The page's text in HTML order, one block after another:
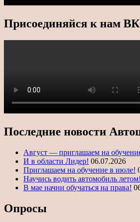
Присоединяйся к нам
Последние новости
Август — приглашаем на
И в области Лидер! 06.07.2026
Приглашаем на обучение в июле!
Научись водить автомобиль летом!
В мае начни обучаться на права!
Опросы